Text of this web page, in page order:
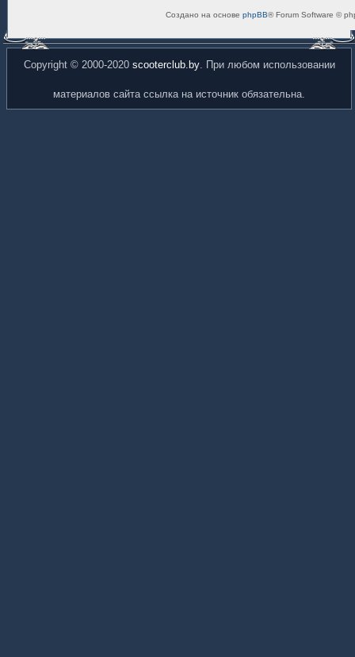
Создано на основе phpBB® Forum Software ©
Copyright © 2000-2020 scooterclub.by. При любом использовании
материалов сайта ссылка на источник обязательна.